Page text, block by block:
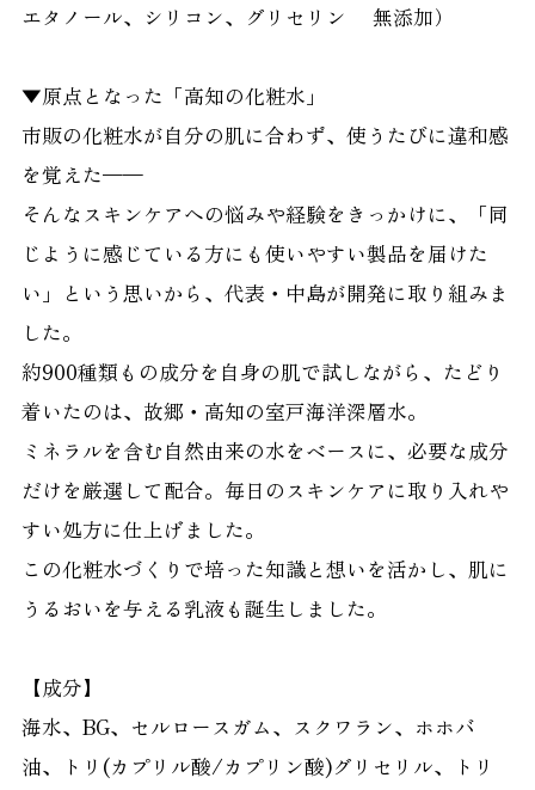
エタノール、シリコン、グリセリン 無添加）
▼原点となった「高知の化粧水」
市販の化粧水が自分の肌に合わず、使うたびに違和感
を覚えた——
そんなスキンケアへの悩みや経験をきっかけに、「同
じように感じている方にも使いやすい製品を届けた
い」という思いから、代表・中島が開発に取り組みま
した。
約900種類もの成分を自身の肌で試しながら、たどり
着いたのは、故郷・高知の室戸海洋深層水。
ミネラルを含む自然由来の水をベースに、必要な成分
だけを厳選して配合。毎日のスキンケアに取り入れや
すい処方に仕上げました。
この化粧水づくりで培った知識と想いを活かし、肌に
うるおいを与える乳液も誕生しました。
【成分】
海水、BG、セルロースガム、スクワラン、ホホバ
油、トリ(カプリル酸/カプリン酸)グリセリル、トリ